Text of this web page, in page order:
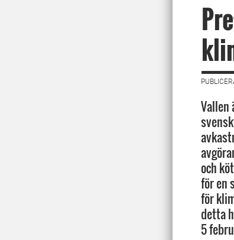
Vallen
och
för en
för
detta
5